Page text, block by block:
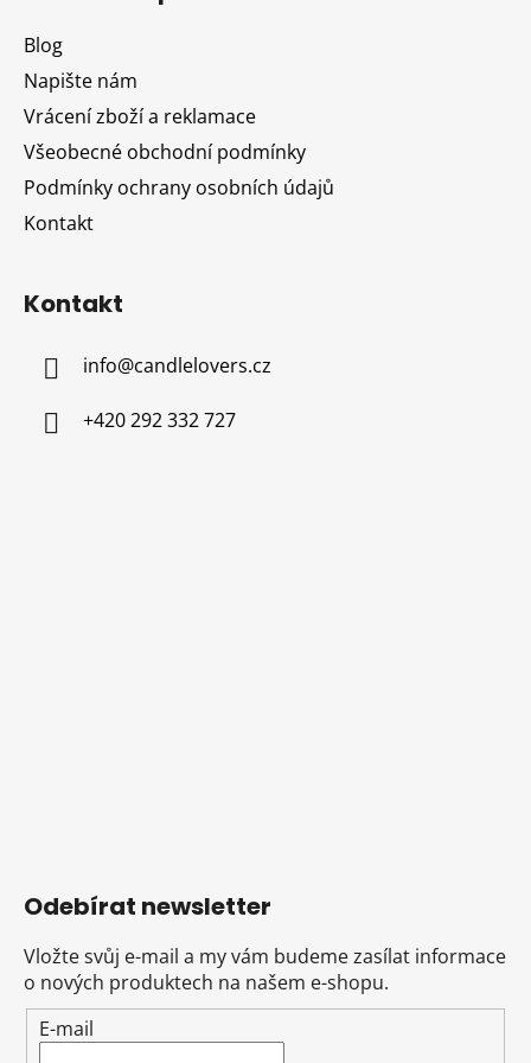
Blog
Napište nám
Vrácení zboží a reklamace
Všeobecné obchodní podmínky
Podmínky ochrany osobních údajů
Kontakt
Kontakt
info@candlelovers.cz
+420 292 332 727
Odebírat newsletter
Vložte svůj e-mail a my vám budeme zasílat informace
o nových produktech na našem e-shopu.
E-mail